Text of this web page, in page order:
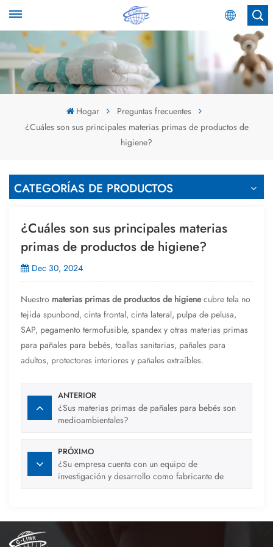
Español
English
عربي
Hogar
Preguntas frecuentes
¿Cuáles son sus principales materias primas de productos de
higiene?
CATEGORÍAS DE PRODUCTOS
¿Cuáles son sus principales materias
primas de productos de higiene?
Dec 30, 2024
Nuestro materias primas de productos de higienecubre tela no
tejida spunbond, cinta frontal, cinta lateral, pulpa de pelusa,
SAP, pegamento termofusible, spandex y otras materias primas
para pañales para bebés, toallas sanitarias, pañales para
adultos, protectores interiores y pañales extraíbles.
ANTERIOR
¿Sus materias primas de pañales para bebés son
medioambientales?
PRÓXIMO
¿Su empresa cuenta con un equipo de
investigación y desarrollo como fabricante de